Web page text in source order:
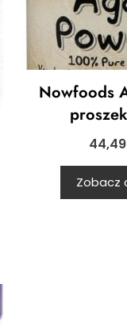
Nowfoods
44,49
Zobacz